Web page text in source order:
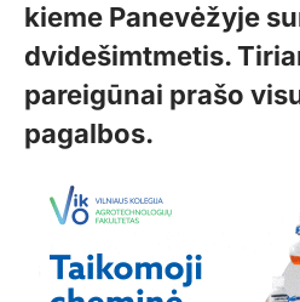
kieme Panevėžyje
dvidešimtmetis.
pareigūnai prašo
pagalbos.